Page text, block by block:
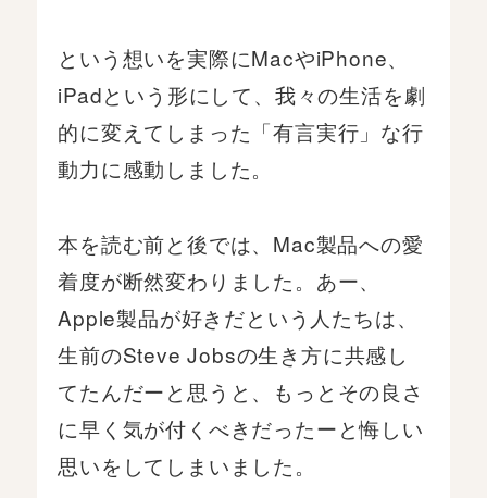
という想いを実際にMacやiPhone、
iPadという形にして、我々の生活を劇
的に変えてしまった「有言実行」な行
動力に感動しました。
本を読む前と後では、Mac製品への愛
着度が断然変わりました。あー、
Apple製品が好きだという人たちは、
生前のSteve Jobsの生き方に共感し
てたんだーと思うと、もっとその良さ
に早く気が付くべきだったーと悔しい
思いをしてしまいました。